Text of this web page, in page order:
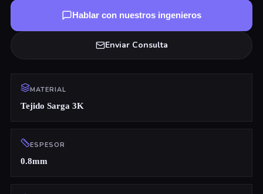
Hablar con nuestros ingenieros
Enviar Consulta
MATERIAL
Tejido Sarga 3K
ESPESOR
0.8mm